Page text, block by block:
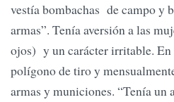
vestía bombachas de campo y
armas”. Tenía aversión a las
ojos) y un carácter irritable. En
polígono de tiro y
armas y municiones. “Tenía un